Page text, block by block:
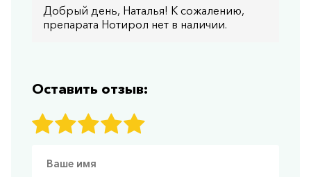
Добрый день, Наталья! К сожалению,
препарата Нотирол нет в наличии.
Оставить отзыв: